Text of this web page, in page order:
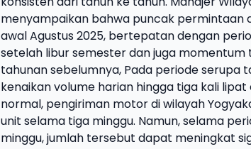
menyampaikan bahwa puncak permintaan
awal Agustus 2025, bertepatan dengan
setelah libur semester dan juga
tahunan sebelumnya, Pada periode serupa
kenaikan volume harian hingga tiga kali
normal, pengiriman motor di wilayah
unit selama tiga minggu. Namun, selama
minggu, jumlah tersebut dapat meningkat